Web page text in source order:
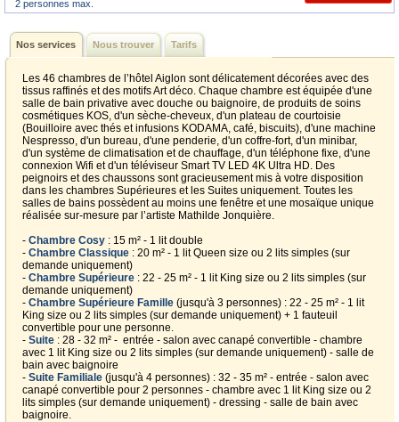
2 personnes max.
Nos services Nous trouver Tarifs
Les 46 chambres de l’hôtel Aiglon sont délicatement décorées avec des
tissus raffinés et des motifs Art déco. Chaque chambre est équipée d'une
salle de bain privative avec douche ou baignoire, de produits de soins
cosmétiques KOS, d'un sèche-cheveux, d'un plateau de courtoisie
(Bouilloire avec thés et infusions KODAMA, café, biscuits), d'une machine
Nespresso, d'un bureau, d'une penderie, d'un coffre-fort, d'un minibar,
d'un système de climatisation et de chauffage, d'un téléphone fixe, d'une
connexion Wifi et d'un téléviseur Smart TV LED 4K Ultra HD. Des
peignoirs et des chaussons sont gracieusement mis à votre disposition
dans les chambres Supérieures et les Suites uniquement. Toutes les
salles de bains possèdent au moins une fenêtre et une mosaïque unique
réalisée sur-mesure par l’artiste Mathilde Jonquière.
- Chambre Cosy : 15 m² - 1 lit double
- Chambre Classique : 20 m² - 1 lit Queen size ou 2 lits simples (sur
demande uniquement)
- Chambre Supérieure : 22 - 25 m² - 1 lit King size ou 2 lits simples (sur
demande uniquement)
- Chambre Supérieure Famille (jusqu'à 3 personnes) : 22 - 25 m² - 1 lit
King size ou 2 lits simples (sur demande uniquement) + 1 fauteuil
convertible pour une personne.
- Suite : 28 - 32 m² - entrée - salon avec canapé convertible - chambre
avec 1 lit King size ou 2 lits simples (sur demande uniquement) - salle de
bain avec baignoire
- Suite Familiale (jusqu'à 4 personnes) : 32 - 35 m² - entrée - salon avec
canapé convertible pour 2 personnes - chambre avec 1 lit King size ou 2
lits simples (sur demande uniquement) - dressing - salle de bain avec
baignoire.